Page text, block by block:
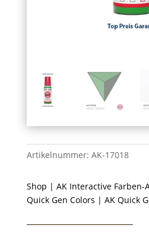
Artikelnummer: AK-17018
Shop | AK Interactive Farben-
Quick Gen Colors | AK Quick